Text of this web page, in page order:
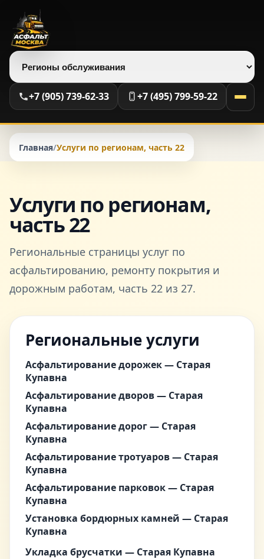
Выберите регион
+7 (905) 739-62-33 +7 (495) 799-59-22
Главная/Услуги по регионам, часть 22
Услуги по регионам,
часть 22
Региональные страницы услуг по
асфальтированию, ремонту покрытия и
дорожным работам, часть 22 из 27.
Региональные услуги
Асфальтирование дорожек — Старая
Купавна
Асфальтирование дворов — Старая
Купавна
Асфальтирование дорог — Старая
Купавна
Асфальтирование тротуаров — Старая
Купавна
Асфальтирование парковок — Старая
Купавна
Установка бордюрных камней — Старая
Купавна
Укладка брусчатки — Старая Купавна